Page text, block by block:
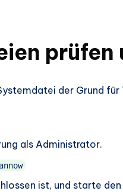
prüfen
der Grund
als Administrator.
ist, und starte den